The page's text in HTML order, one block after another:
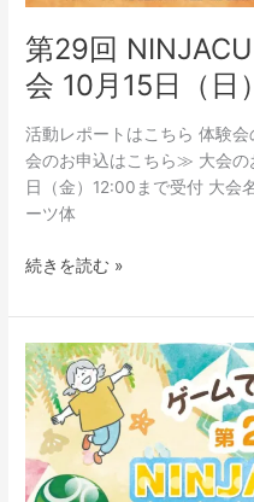
第29回
会 10月15日（日）
活動レポートはこちら 体験
会のお申込はこちら≫ 大会
日（金）12:00まで受付 大会
ーツ体
続きを読む »
第
26
回
NINJACUP
ぷ
よ